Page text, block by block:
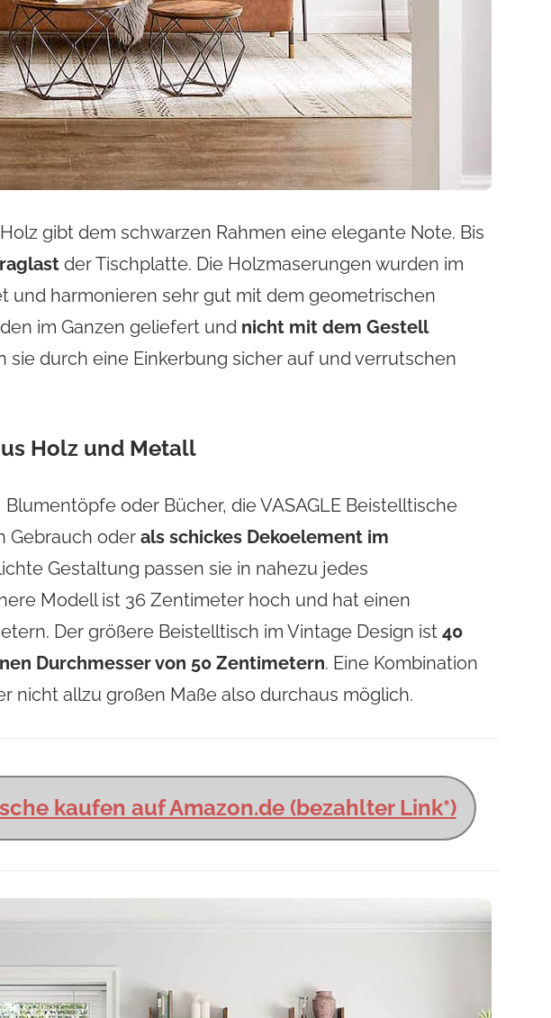
gibt dem schwarzen Rahmen eine elegante Note. Bis
der Tischplatte. Die Holzmaserungen wurden im
und harmonieren sehr gut mit dem geometrischen
im Ganzen geliefert und nicht mit dem Gestell
sie durch eine Einkerbung sicher auf und verrutschen
Holz und Metall
oder Bücher, die VASAGLE Beistelltische
Gebrauch oderals schickes Dekoelement im
Gestaltung passen sie in nahezu jedes
Modell ist 36 Zentimeter hoch und hat einen
Der größere Beistelltisch im Vintage Design ist 40
Durchmesser von 50 Zentimetern. Eine Kombination
nicht allzu großen Maße also durchaus möglich.
kaufen